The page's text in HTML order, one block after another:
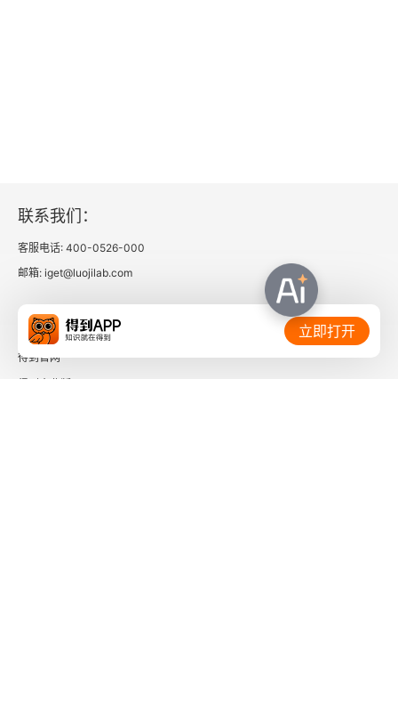
联系我们：
客服电话: 400-0526-000
邮箱: iget@luojilab.com
相关链接：
得到官网
立即打开